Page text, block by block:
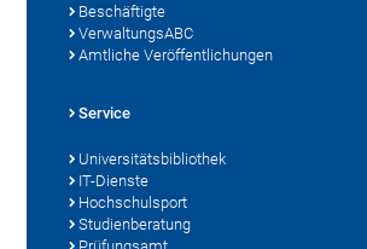
Beschäftigte
VerwaltungsABC
Amtliche Veröffentlichungen
Service
Universitätsbibliothek
IT-Dienste
Hochschulsport
Studienberatung